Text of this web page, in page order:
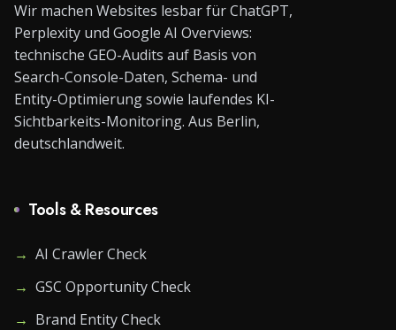
Wir machen Websites lesbar für ChatGPT,
Perplexity und Google AI Overviews:
technische GEO-Audits auf Basis von
Search-Console-Daten, Schema- und
Entity-Optimierung sowie laufendes KI-
Sichtbarkeits-Monitoring. Aus Berlin,
deutschlandweit.
Tools & Resources
→ AI Crawler Check
→ GSC Opportunity Check
→ Brand Entity Check